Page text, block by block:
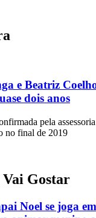
e Beatriz
dois anos
pela
no final de 2019
Vai Gostar
Noel se joga